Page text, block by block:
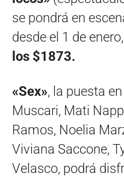
se pondrá en
desde el 1 de
los $1873.
«Sex», la puesta
Muscari, Mati
Ramos, Noelia
Viviana Saccone,
Velasco, podrá